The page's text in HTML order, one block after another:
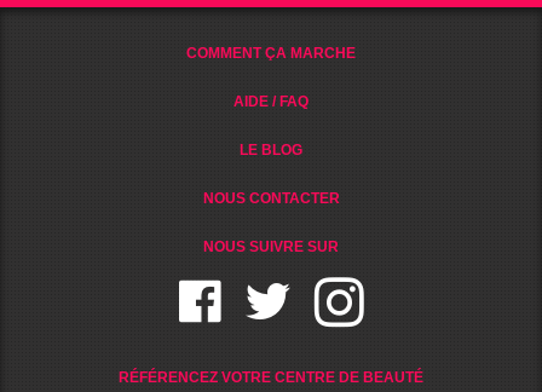
COMMENT ÇA MARCHE
AIDE / FAQ
LE BLOG
NOUS CONTACTER
NOUS SUIVRE SUR
RÉFÉRENCEZ VOTRE CENTRE DE BEAUTÉ